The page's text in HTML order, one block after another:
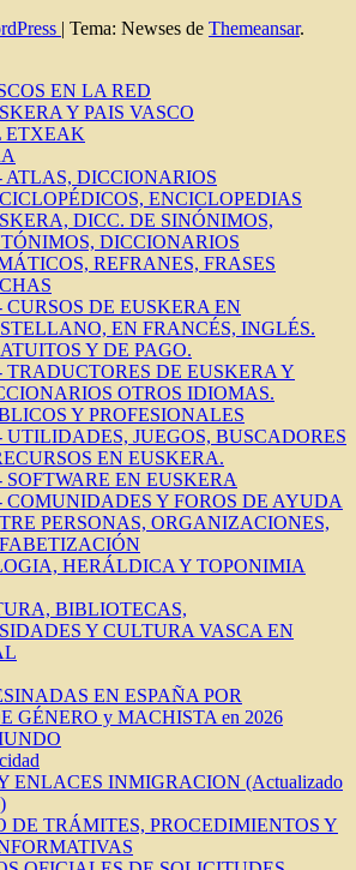
| Tema: Newses de Themeansar.
EN LA RED
Y PAIS VASCO
ETXEAK
ATLAS, DICCIONARIOS
ENCICLOPEDIAS
DICC. DE SINÓNIMOS,
DICCIONARIOS
REFRANES, FRASES
CURSOS DE EUSKERA EN
EN FRANCÉS, INGLÉS.
Y DE PAGO.
TRADUCTORES DE EUSKERA Y
OTROS IDIOMAS.
Y PROFESIONALES
UTILIDADES, JUEGOS, BUSCADORES
EN EUSKERA.
SOFTWARE EN EUSKERA
COMUNIDADES Y FOROS DE AYUDA
PERSONAS, ORGANIZACIONES,
HERÁLDICA Y TOPONIMIA
BIBLIOTECAS,
Y CULTURA VASCA EN
EN ESPAÑA POR
GÉNERO y MACHISTA en 2026
ENLACES INMIGRACION (Actualizado
DE TRÁMITES, PROCEDIMIENTOS Y